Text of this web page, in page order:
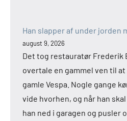
Han slapper af under jorden
august 9, 2026
Det tog restauratør Frederik
overtale en gammel ven til
gamle Vespa. Nogle gange
vide hvorhen, og når han
han ned i garagen og pusler